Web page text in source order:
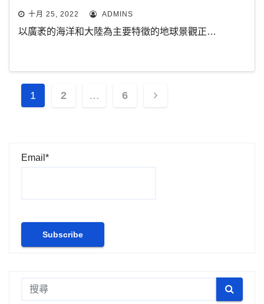
十月 25, 2022 ADMINS
以廣袤的海洋和大陸為主要特徵的地球景觀正…
文
頁
1 2 … 6
Email*